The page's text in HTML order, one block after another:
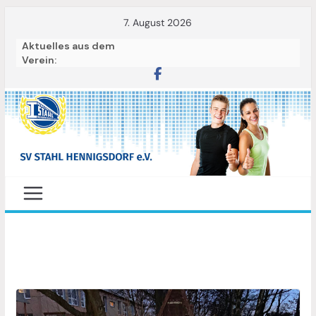
content
7. August 2026
Aktuelles aus dem
Verein: